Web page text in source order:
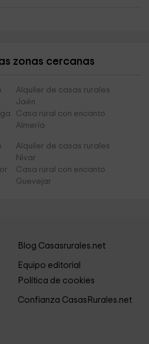
zonas cercanas
Alquiler de casas rurales
Jaén
Casa rural con encanto
Almería
Alquiler de casas rurales
Nivar
Casa rural con encanto
Guevejar
Blog Casasrurales.net
Equipo editorial
Política de cookies
Confianza CasasRurales.net